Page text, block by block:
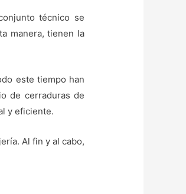
técnico se
manera, tienen la
este tiempo han
de cerraduras de
y eficiente.
Al fin y al cabo,